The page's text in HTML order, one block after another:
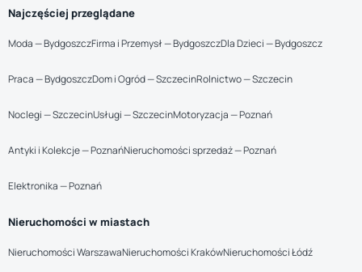
Najczęściej przeglądane
Moda — BydgoszczFirma i Przemysł — BydgoszczDla Dzieci — Bydgoszcz
Praca — BydgoszczDom i Ogród — SzczecinRolnictwo — Szczecin
Noclegi — SzczecinUsługi — SzczecinMotoryzacja — Poznań
Antyki i Kolekcje — PoznańNieruchomości sprzedaż — Poznań
Elektronika — Poznań
Nieruchomości w miastach
Nieruchomości WarszawaNieruchomości KrakówNieruchomości Łódź